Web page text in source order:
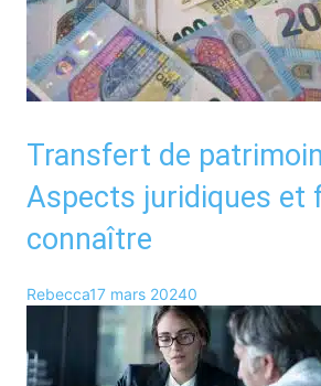
Transfert de
Aspects juridiques et
connaître
Rebecca17 mars 20240